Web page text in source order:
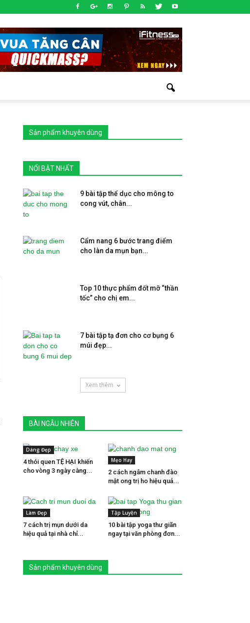
Sản phẩm khuyên dùng
NỔI BẬT NHẤT
9 bài tập thể dục cho mông to
cong vút, chân...
Cẩm nang 6 bước trang điểm
cho làn da mụn bạn...
Top 10 thực phẩm đốt mỡ “thần
tốc” cho chị em...
7 bài tập tạ đơn cho cơ bụng 6
múi đẹp...
Xem thêm
BÀI NGẪU NHIÊN
Dáng Đẹp
4 thói quen TỆ HẠI khiến
cho vòng 3 ngày càng...
Mẹo Hay
2 cách ngâm chanh đào
mật ong trị ho hiệu quả...
Làm Đẹp
7 cách trị mụn dưới da
hiệu quả tại nhà chỉ...
Tập Luyện
10 bài tập yoga thư giãn
ngay tại văn phòng đơn...
Sản phẩm khuyên dùng